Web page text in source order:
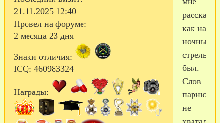
21.11.2025 12:40
Провел на форуме:
2 месяца 23 дня
Знаки отличия:
ICQ: 460983324
Награды:
как на
ночных
стрельбах
был.
Слов
парню
не